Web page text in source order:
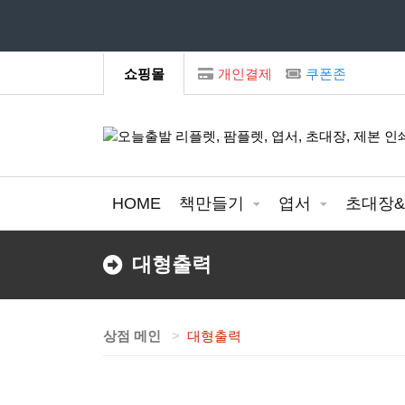
쇼핑몰 개인결제 쿠폰존
HOME 책만들기 엽서 초대장
대형출력
상점 메인 대형출력